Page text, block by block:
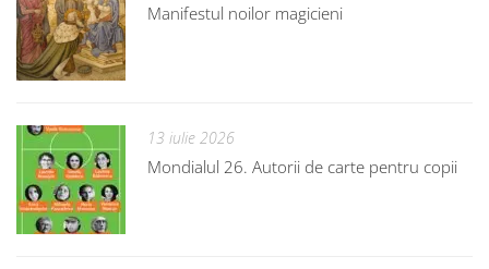
Manifestul noilor magicieni
13 iulie 2026
Mondialul 26. Autorii de carte pentru copii